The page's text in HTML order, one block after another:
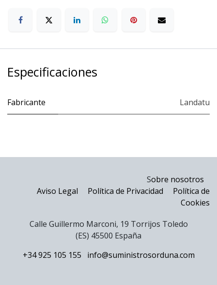
Especificaciones
Fabricante Landatu
Sobre nosotros
Aviso Legal
Política de Privacidad
Política de
Cookies
Calle Guillermo Marconi, 19 Torrijos Toledo
(ES) 45500 España
+34 925 105 155
info@suministrosorduna.com